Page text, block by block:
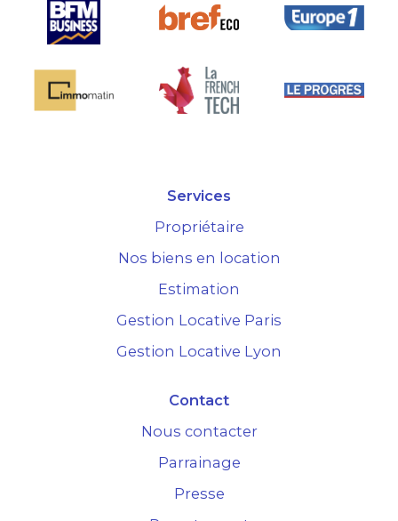
Services
Propriétaire
Nos biens en location
Estimation
Gestion Locative Paris
Gestion Locative Lyon
Contact
Nous contacter
Parrainage
Presse